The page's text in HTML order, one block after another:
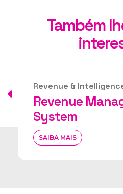
Também
Revenue &
Revenue
System
SAIBA MAIS